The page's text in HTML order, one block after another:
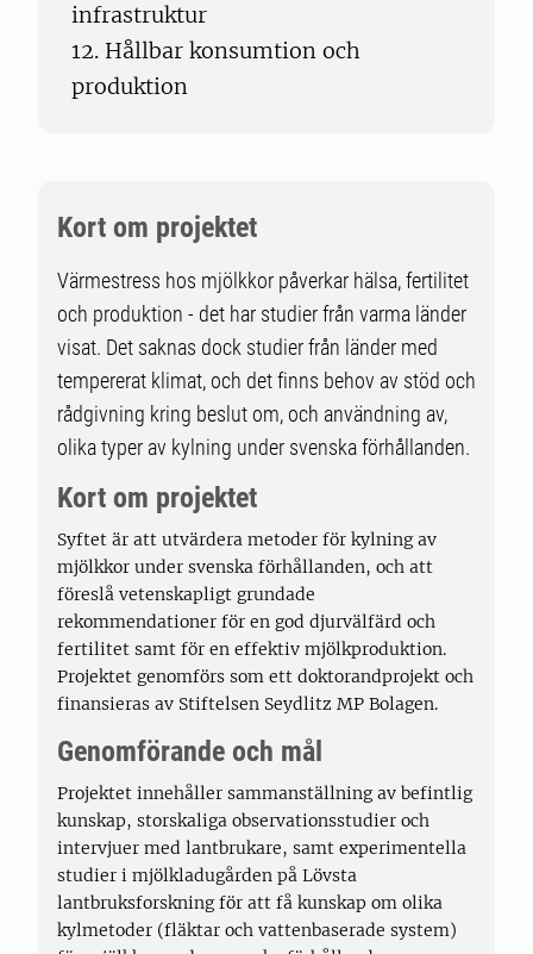
infrastruktur
12. Hållbar konsumtion och
produktion
Kort om projektet
Värmestress hos mjölkkor påverkar hälsa, fertilitet
och produktion - det har studier från varma länder
visat. Det saknas dock studier från länder med
tempererat klimat, och det finns behov av stöd och
rådgivning kring beslut om, och användning av,
olika typer av kylning under svenska förhållanden.
Kort om projektet
Syftet är att utvärdera metoder för kylning av
mjölkkor under svenska förhållanden, och att
föreslå vetenskapligt grundade
rekommendationer för en god djurvälfärd och
fertilitet samt för en effektiv mjölkproduktion.
Projektet genomförs som ett doktorandprojekt och
finansieras av Stiftelsen Seydlitz MP Bolagen.
Genomförande och mål
Projektet innehåller sammanställning av befintlig
kunskap, storskaliga observationsstudier och
intervjuer med lantbrukare, samt experimentella
studier i mjölkladugården på Lövsta
lantbruksforskning för att få kunskap om olika
kylmetoder (fläktar och vattenbaserade system)